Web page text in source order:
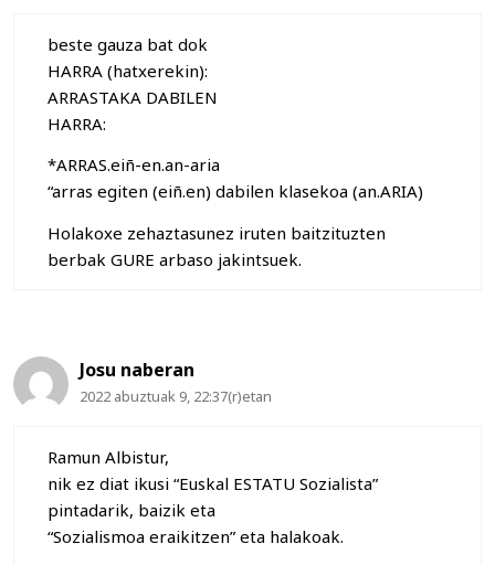
beste gauza bat dok
HARRA (hatxerekin):
ARRASTAKA DABILEN
HARRA:
*ARRAS.eiñ-en.an-aria
“arras egiten (eiñ.en) dabilen klasekoa (an.ARIA)
Holakoxe zehaztasunez iruten baitzituzten
berbak GURE arbaso jakintsuek.
Josu naberan
2022 abuztuak 9, 22:37(r)etan
Ramun Albistur,
nik ez diat ikusi “Euskal ESTATU Sozialista”
pintadarik, baizik eta
“Sozialismoa eraikitzen” eta halakoak.